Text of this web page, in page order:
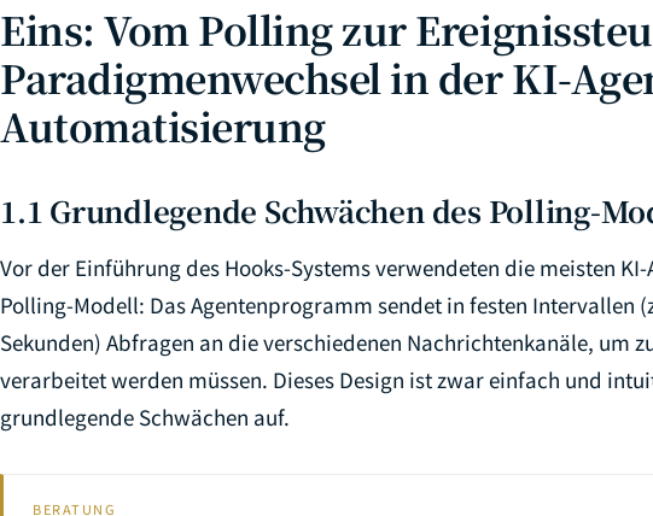
36
37
Eins: Vom Polling zur
Paradigmenwechsel in der KI-
Automatisierung
1.1 Grundlegende Schwächen des Polling-
Vor der Einführung des Hooks-Systems verwendeten die meisten
Polling-Modell: Das Agentenprogramm sendet in festen Intervallen
Sekunden) Abfragen an die verschiedenen Nachrichtenkanäle, um
verarbeitet werden müssen. Dieses Design ist zwar einfach und
grundlegende Schwächen auf.
BERATUNG